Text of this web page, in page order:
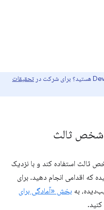
تحقیقات
ثالث
استفاده کند و با نزدیک
که اقدامی انجام دهید. برای
به بخش «آمادگی برای